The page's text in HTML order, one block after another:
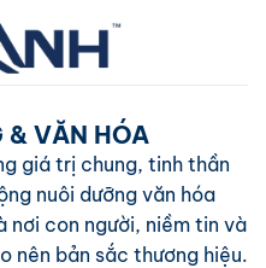
& VĂN HÓA
giá trị chung, tinh thần
nuôi dưỡng văn hóa
con người, niềm tin và
nên bản sắc thương hiệu.